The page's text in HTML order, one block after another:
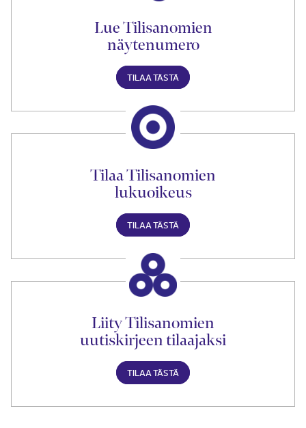
Lue Tilisanomien
näytenumero
TILAA TÄSTÄ
Tilaa Tilisanomien
lukuoikeus
TILAA TÄSTÄ
Liity Tilisanomien
uutiskirjeen tilaajaksi
TILAA TÄSTÄ